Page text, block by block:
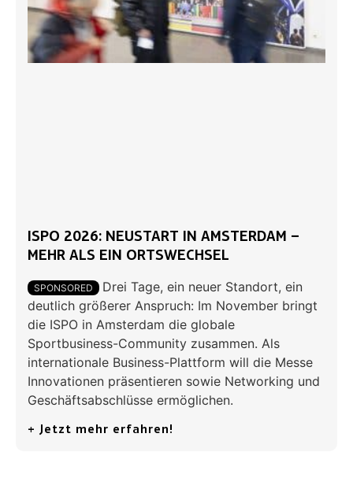
ISPO 2026: NEUSTART IN AMSTERDAM –
MEHR ALS EIN ORTSWECHSEL
SPONSORED
Drei Tage, ein neuer Standort, ein
deutlich größerer Anspruch: Im November bringt
die ISPO in Amsterdam die globale
Sportbusiness-Community zusammen. Als
internationale Business-Plattform will die Messe
Innovationen präsentieren sowie Networking und
Geschäftsabschlüsse ermöglichen.
+ Jetzt mehr erfahren!